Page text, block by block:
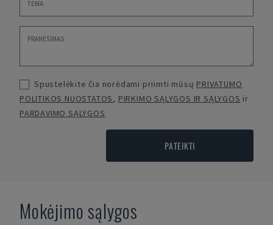
Spustelėkite čia norėdami priimti mūsų PRIVATUMO
POLITIKOS NUOSTATOS, PIRKIMO SĄLYGOS IR SĄLYGOS ir
PARDAVIMO SĄLYGOS
PATEIKTI
Mokėjimo sąlygos